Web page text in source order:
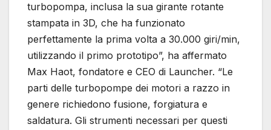
turbopompa, inclusa la sua girante rotante
stampata in 3D, che ha funzionato
perfettamente la prima volta a 30.000 giri/min,
utilizzando il primo prototipo”, ha affermato
Max Haot, fondatore e CEO di Launcher. “Le
parti delle turbopompe dei motori a razzo in
genere richiedono fusione, forgiatura e
saldatura. Gli strumenti necessari per questi